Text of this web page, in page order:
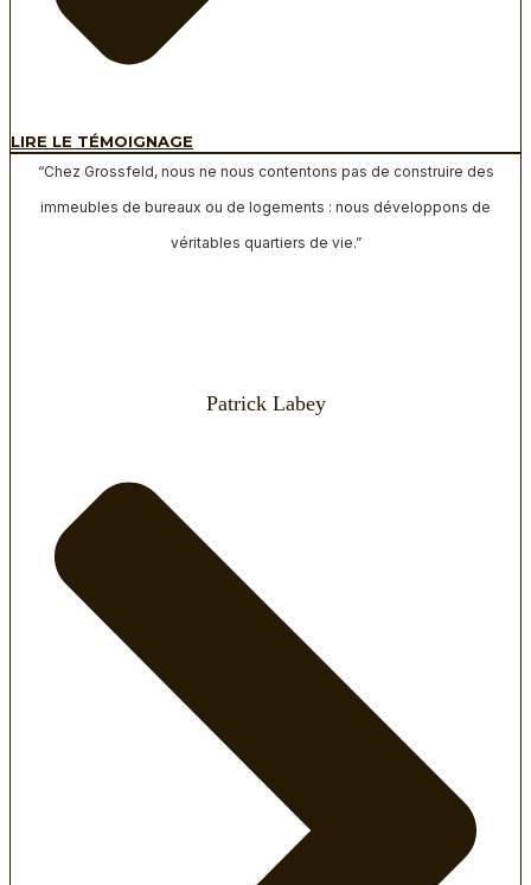
LIRE LE TÉMOIGNAGE
“Chez Grossfeld, nous ne nous contentons pas de construire des
immeubles de bureaux ou de logements : nous développons de
véritables quartiers de vie.”
Patrick Labey